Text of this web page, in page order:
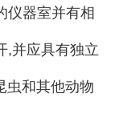
仪器室并有相
,并应具有独立
虫和其他动物